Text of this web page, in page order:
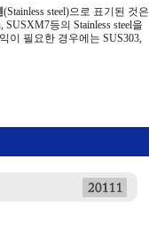
(Stainless steel)으로 표기된 것은
SUSXM7등의 Stainless steel을
이 필요한 경우에는 SUS303,